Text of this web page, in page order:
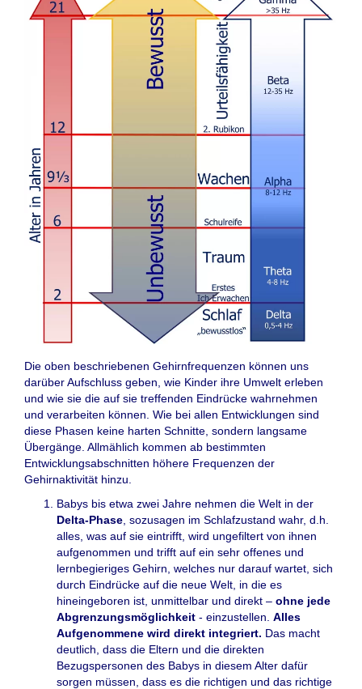
Die oben beschriebenen Gehirnfrequenzen können uns
darüber Aufschluss geben, wie Kinder ihre Umwelt erleben
und wie sie die auf sie treffenden Eindrücke wahrnehmen
und verarbeiten können. Wie bei allen Entwicklungen sind
diese Phasen keine harten Schnitte, sondern langsame
Übergänge. Allmählich kommen ab bestimmten
Entwicklungsabschnitten höhere Frequenzen der
Gehirnaktivität hinzu.
Babys bis etwa zwei Jahre nehmen die Welt in der
Delta-Phase , sozusagen im Schlafzustand wahr, d.h.
alles, was auf sie eintrifft, wird ungefiltert von ihnen
aufgenommen und trifft auf ein sehr offenes und
lernbegieriges Gehirn, welches nur darauf wartet, sich
durch Eindrücke auf die neue Welt, in die es
hineingeboren ist, unmittelbar und direkt – ohne jede
Abgrenzungsmöglichkeit - einzustellen. Alles
Aufgenommene wird direkt integriert. Das macht
deutlich, dass die Eltern und die direkten
Bezugspersonen des Babys in diesem Alter dafür
sorgen müssen, dass es die richtigen und das richtige